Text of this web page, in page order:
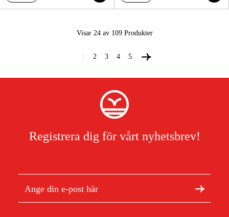
Visar 24 av 109 Produkter
2 3 4 5
Registrera dig för vårt nyhetsbrev!